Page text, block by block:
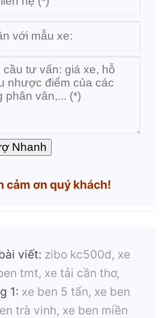
cảm ơn quý khách!
viết: zibo kc500d, xe
tmt, xe tải cần thơ,
1: xe ben 5 tấn, xe ben
trà vinh, xe ben miền